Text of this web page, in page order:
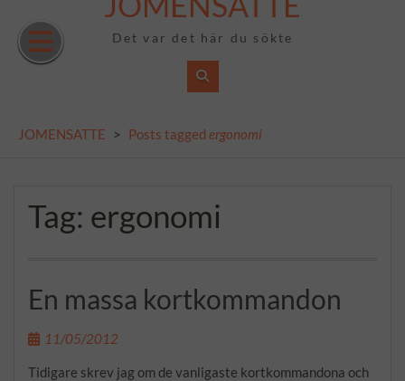
content
Det var det här du sökte
JOMENSATTE > Posts tagged ergonomi
Tag: ergonomi
En massa kortkommandon
11/05/2012
Tidigare skrev jag om de vanligaste kortkommandona och